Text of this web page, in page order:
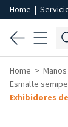
Home |
Home
Manos
Esmalte
Exhibidores